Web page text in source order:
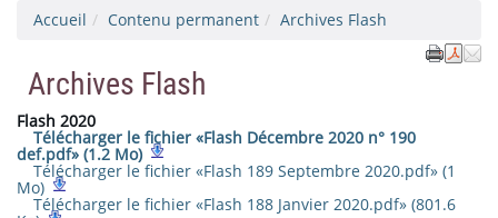
Accueil Contenu permanent Archives Flash
Archives Flash
Flash 2020
Télécharger le fichier «Flash Décembre 2020 n° 190
def.pdf» (1.2 Mo)
Télécharger le fichier «Flash 189 Septembre 2020.pdf» (1
Mo)
Télécharger le fichier «Flash 188 Janvier 2020.pdf» (801.6